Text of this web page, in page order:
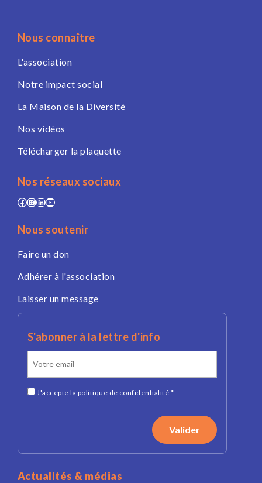
Nous connaître
L'association
Notre impact social
La Maison de la Diversité
Nos vidéos
Télécharger la plaquette
Nos réseaux sociaux
Facebook
Instagram
LinkedIn
YouTube
Nous soutenir
Faire un don
Adhérer à l'association
Laisser un message
S'abonner à la lettre d'info
J'accepte la politique de confidentialité *
Actualités & médias